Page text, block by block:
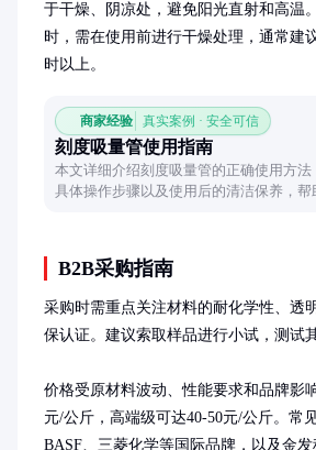
于干燥、阴凉处，避免阳光直射和高温
时，需在使用前进行干燥处理，通常建
时以上。
商家经验 真实案例 · 安全可信
刻度吸量管使用指南
本文详细介绍刻度吸量管的正确使用方法
具体操作步骤以及使用后的清洁保养，
B2B采购指南
采购时需重点关注材料的耐化学性、透
保认证。建议索取样品进行小试，测试
价格受原材料波动、性能要求和品牌影
元/公斤，高端级可达40-50元/公斤。常
BASF、三菱化学等国际品牌，以及金